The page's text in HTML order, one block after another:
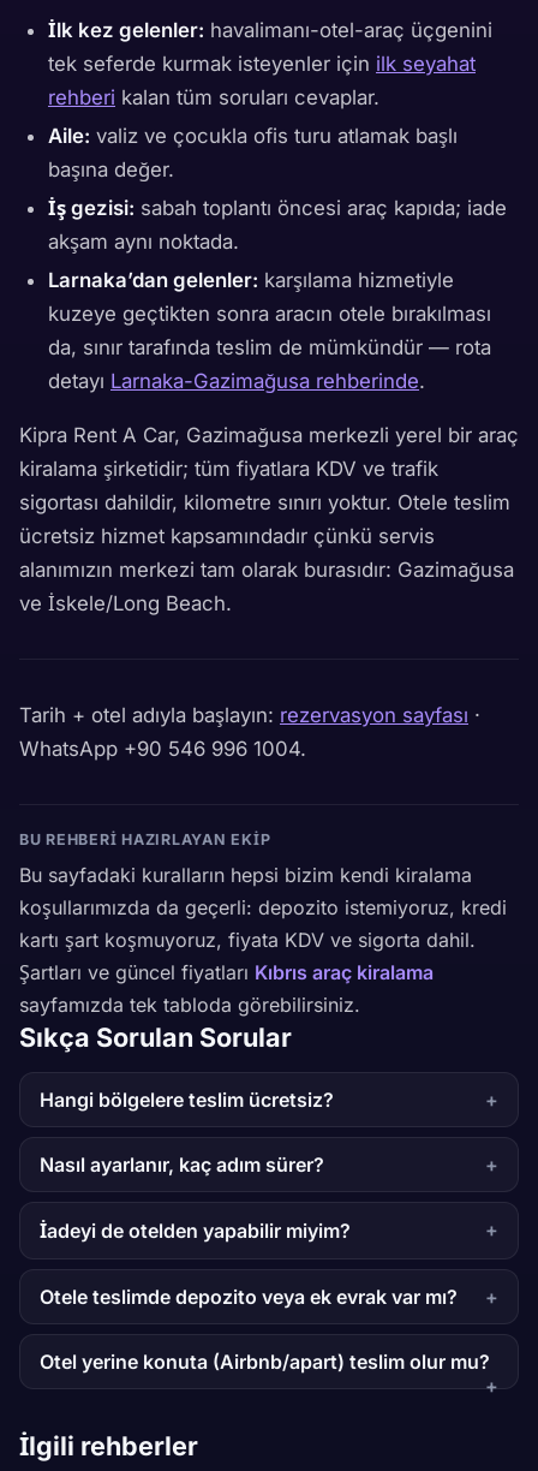
İlk kez gelenler: havalimanı-otel-araç üçgenini
tek seferde kurmak isteyenler için ilk seyahat
rehberi kalan tüm soruları cevaplar.
Aile: valiz ve çocukla ofis turu atlamak başlı
başına değer.
İş gezisi: sabah toplantı öncesi araç kapıda; iade
akşam aynı noktada.
Larnaka’dan gelenler: karşılama hizmetiyle
kuzeye geçtikten sonra aracın otele bırakılması
da, sınır tarafında teslim de mümkündür — rota
detayı Larnaka-Gazimağusa rehberinde.
Kipra Rent A Car, Gazimağusa merkezli yerel bir araç
kiralama şirketidir; tüm fiyatlara KDV ve trafik
sigortası dahildir, kilometre sınırı yoktur. Otele teslim
ücretsiz hizmet kapsamındadır çünkü servis
alanımızın merkezi tam olarak burasıdır: Gazimağusa
ve İskele/Long Beach.
Tarih + otel adıyla başlayın: rezervasyon sayfası ·
WhatsApp +90 546 996 1004.
BU REHBERI HAZIRLAYAN EKIP
Bu sayfadaki kuralların hepsi bizim kendi kiralama
koşullarımızda da geçerli: depozito istemiyoruz, kredi
kartı şart koşmuyoruz, fiyata KDV ve sigorta dahil.
Şartları ve güncel fiyatları Kıbrıs araç kiralama
sayfamızda tek tabloda görebilirsiniz.
Sıkça Sorulan Sorular
Hangi bölgelere teslim ücretsiz?
Nasıl ayarlanır, kaç adım sürer?
İadeyi de otelden yapabilir miyim?
Otele teslimde depozito veya ek evrak var mı?
Otel yerine konuta (Airbnb/apart) teslim olur mu?
İlgili rehberler